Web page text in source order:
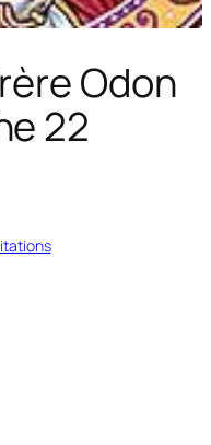
Odon
22